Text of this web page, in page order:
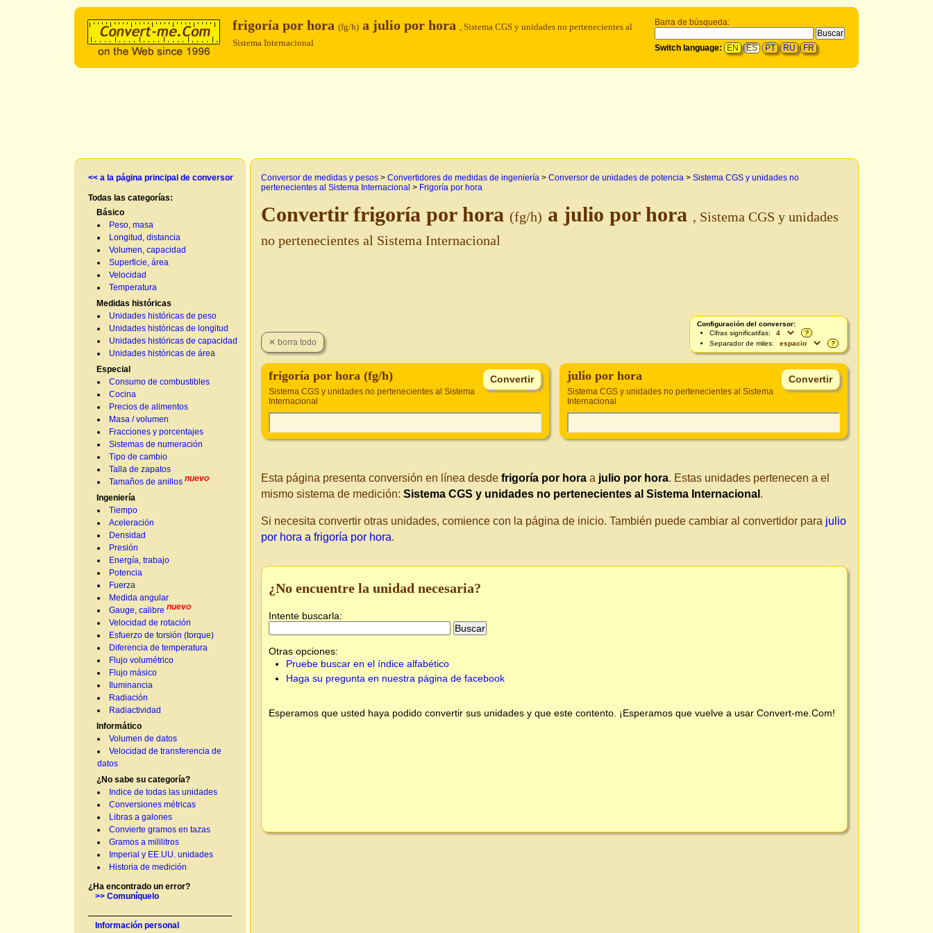
Barra de búsqueda:
Switch language: EN ES PT RU FR
frigoría por hora (fg/h) a julio por hora , Sistema CGS y unidades no pertenecientes al
Sistema Internacional
<< a la página principal de conversor
Todas las categorías:
Básico
Peso, masa
Longitud, distancia
Volumen, capacidad
Superficie, área
Velocidad
Temperatura
Medidas históricas
Unidades históricas de peso
Unidades históricas de longitud
Unidades históricas de capacidad
Unidades históricas de área
Especial
Consumo de combustibles
Cocina
Precios de alimentos
Masa / volumen
Fracciones y porcentajes
Sistemas de numeración
Tipo de cambio
Talla de zapatos
Tamaños de anillos nuevo
Ingeniería
Tiempo
Aceleración
Densidad
Presión
Energía, trabajo
Potencia
Fuerza
Medida angular
Gauge, calibre nuevo
Velocidad de rotación
Esfuerzo de torsión (torque)
Diferencia de temperatura
Flujo volumétrico
Flujo másico
Iluminancia
Radiación
Radiactividad
Informático
Volumen de datos
Velocidad de transferencia de
datos
¿No sabe su categoría?
Indice de todas las unidades
Conversiones métricas
Libras a galones
Convierte gramos en tazas
Gramos a mililitros
Imperial y EE.UU. unidades
Historia de medición
¿Ha encontrado un error?
>> Comuníquelo
Información personal
Conversor de medidas y pesos > Convertidores de medidas de ingeniería > Conversor de unidades de potencia > Sistema CGS y unidades no
pertenecientes al Sistema Internacional > Frigoría por hora
Convertir frigoría por hora (fg/h) a julio por hora , Sistema CGS y unidades
no pertenecientes al Sistema Internacional
Configuración del conversor:
Cifras significatifas:
?
Separador de miles:
?
frigoría por hora (fg/h)
Sistema CGS y unidades no pertenecientes al Sistema
Internacional
julio por hora
Sistema CGS y unidades no pertenecientes al Sistema
Internacional
Esta página presenta conversión en línea desde frigoría por hora a julio por hora. Estas unidades pertenecen a el
mismo sistema de medición: Sistema CGS y unidades no pertenecientes al Sistema Internacional .
Si necesita convertir otras unidades, comience con la página de inicio. También puede cambiar al convertidor para julio
por hora a frigoría por hora.
¿No encuentre la unidad necesaria?
Intente buscarla:
Otras opciones:
Pruebe buscar en el índice alfabético
Haga su pregunta en nuestra página de facebook
Esperamos que usted haya podido convertir sus unidades y que este contento. ¡Esperamos que vuelve a usar Convert-me.Com!